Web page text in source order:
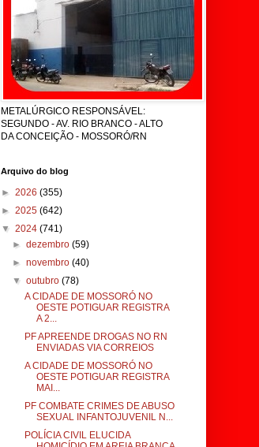
METALÚRGICO RESPONSÁVEL:
SEGUNDO - AV. RIO BRANCO - ALTO
DA CONCEIÇÃO - MOSSORÓ/RN
Arquivo do blog
► 2026 (355)
► 2025 (642)
▼ 2024 (741)
►dezembro(59)
►novembro(40)
▼outubro(78)
A CIDADE DE MOSSORÓ NO
OESTE POTIGUAR REGISTRA
A 2...
PF APREENDE DROGAS NO RN
ENVIADAS VIA CORREIOS
A CIDADE DE MOSSORÓ NO
OESTE POTIGUAR REGISTRA
MAI...
PF COMBATE CRIMES DE ABUSO
SEXUAL INFANTOJUVENIL N...
POLÍCIA CIVIL ELUCIDA